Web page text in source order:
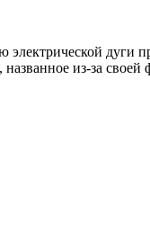
электрической дуги
из-за